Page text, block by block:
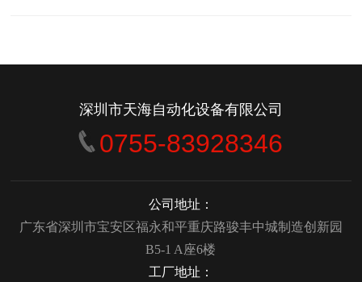
深圳市天海自动化设备有限公司
0755-83928346
公司地址：
广东省深圳市宝安区福永和平重庆路骏丰中城制造创新园
B5-1 A座6楼
工厂地址：